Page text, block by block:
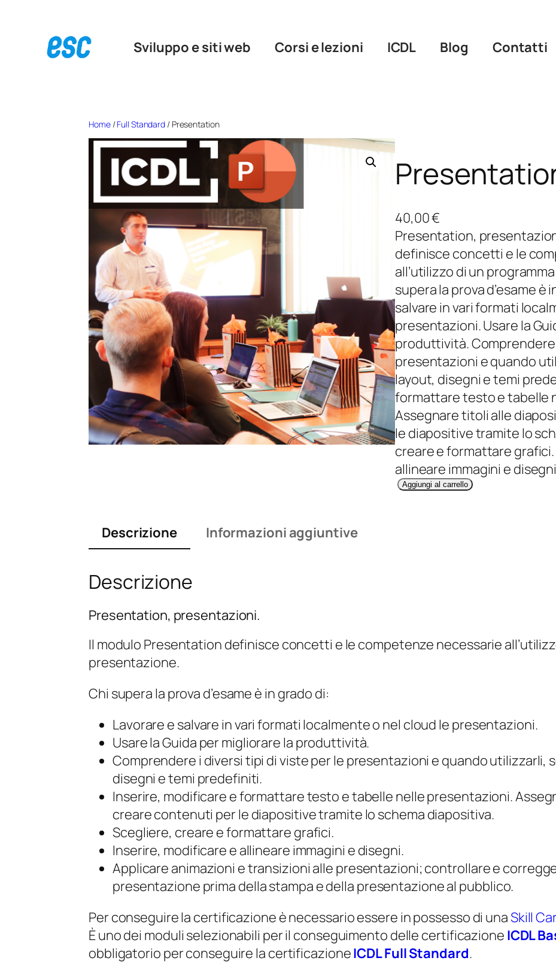
contenuto
Sviluppo e siti web Corsi e lezioni ICDL Blog Contatti
Home/Full Standard / Presentation
40,00€
Presentation,
definisce concetti e le
all’utilizzo di un
supera la prova d’esame è
salvare in vari formati
presentazioni. Usare la
produttività.
presentazioni e quando
layout, disegni e temi
formattare testo e tabelle
Assegnare titoli alle
le diapositive tramite lo
creare e formattare
allineare immagini e
P
i
u
n
i
t
Aggiungi al carrello
Descrizione Informazioni aggiuntive
Descrizione
Presentation, presentazioni.
Il modulo Presentation definisce concetti e le competenze necessarie
presentazione.
Chi supera la prova d’esame è in grado di:
Lavorare e salvare in vari formati localmente o nel cloud le presentazioni.
Usare la Guida per migliorare la produttività.
Comprendere i diversi tipi di viste per le presentazioni e quando utilizzarli,
disegni e temi predefiniti.
Inserire, modificare e formattare testo e tabelle nelle presentazioni.
creare contenuti per le diapositive tramite lo schema diapositiva.
Scegliere, creare e formattare grafici.
Inserire, modificare e allineare immagini e disegni.
Applicare animazioni e transizioni alle presentazioni; controllare e
presentazione prima della stampa e della presentazione al pubblico.
Per conseguire la certificazione è necessario essere in possesso di unaSkill
È uno dei moduli selezionabili per il conseguimento delle certificazione ICDL
obbligatorio per conseguire la certificazioneICDL Full Standard.